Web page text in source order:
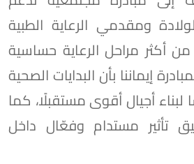
ومقدمي الرعاية الطبية
أكثر مراحل الرعاية حساسية
إيماننا بأن البدايات الصحية
أجيال أقوى مستقبلًا، كما
تأثير مستدام وفعّال داخل